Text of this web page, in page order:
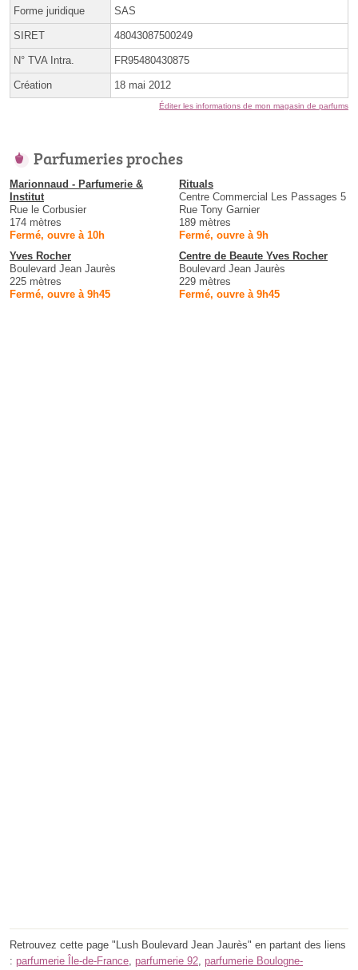
Forme juridique SAS
SIRET 48043087500249
N° TVA Intra. FR95480430875
Création 18 mai 2012
Éditer les informations de mon magasin de parfums
Parfumeries proches
Marionnaud - Parfumerie &
Institut
Rue le Corbusier
174 mètres
Fermé, ouvre à 10h
Rituals
Centre Commercial Les Passages 5
Rue Tony Garnier
189 mètres
Fermé, ouvre à 9h
Yves Rocher
Boulevard Jean Jaurès
225 mètres
Fermé, ouvre à 9h45
Centre de Beaute Yves Rocher
Boulevard Jean Jaurès
229 mètres
Fermé, ouvre à 9h45
Retrouvez cette page "Lush Boulevard Jean Jaurès" en partant des liens
: parfumerie Île-de-France, parfumerie 92, parfumerie Boulogne-